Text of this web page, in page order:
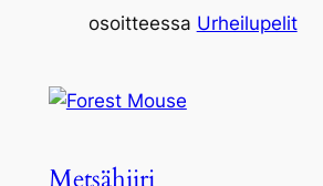
osoitteessa Urheilupelit
Metsähiiri